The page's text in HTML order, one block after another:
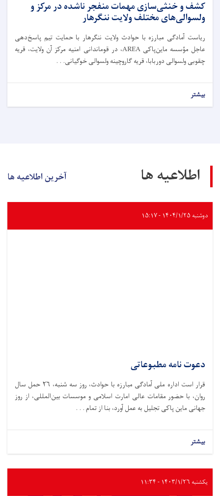
کشف و خنثی‌سازی مهمات منفجر ناشده در مرکز و
ولسوالی‌های مختلف ولایت ننگرهار
ریاست آمادگی مبارزه با حوادث ولایت ننگرهار با حمایت تیم پاسخ‌دهی
عاجل مؤسسه ماین‌پاکی AREA، در قوماندانی امنیه مرکز آن ولایت، قریه
چقو‌بی ولسوالی دوربابا، قریه گاروچینه ولسوالی خوگیانی. . .
بیشتر
اطلاعیه ها آخرین اطلاعیه ها
دوشنبه ۱۴۰۴/۱/۲۵ - ۱۵:۱۷
دعوت نامه مطبوعاتی
قرار است اداره ملی آمادگی مبارزه با حوادث،‌ روز سه شنبه، ۲۶ حمل سال
روان، با حضور مقامات عالی امارت اسلامی و موسسات بین‌المللی، از روز
جهانی ماین پاکی تجلیل به عمل آورد، بنا از تمام . . .
بیشتر
یکشنبه ۱۴۰۳/۱/۲۶ - ۱۱:۳۴